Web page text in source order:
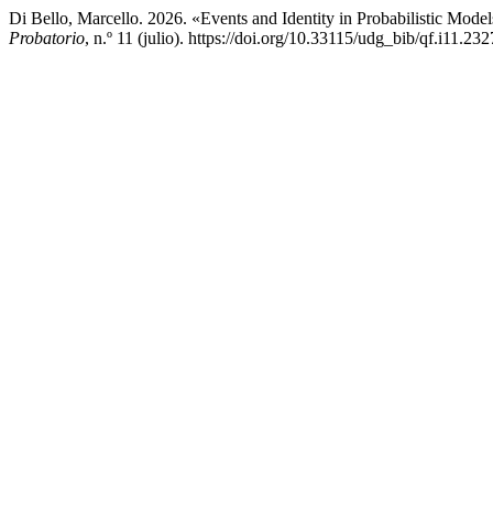
Di Bello, Marcello. 2026. «Events and Identity in Probabilistic
Probatorio, n.º 11 (julio). https://doi.org/10.33115/udg_bib/